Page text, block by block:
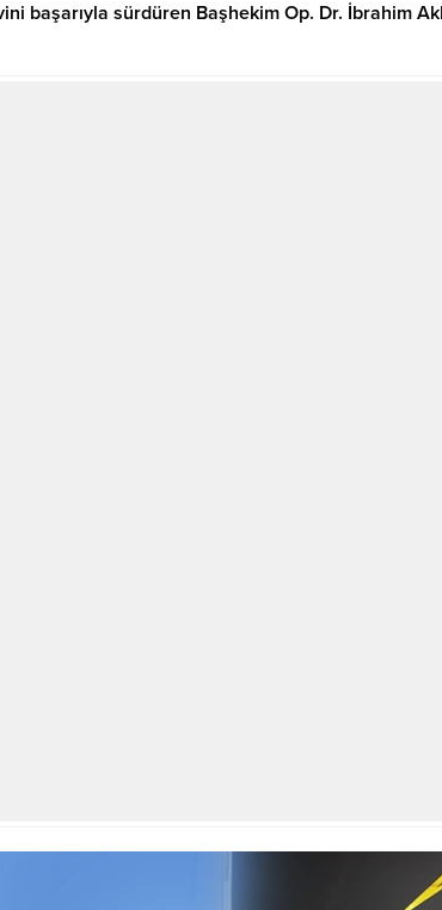
başarıyla sürdüren Başhekim Op. Dr. İbrahim